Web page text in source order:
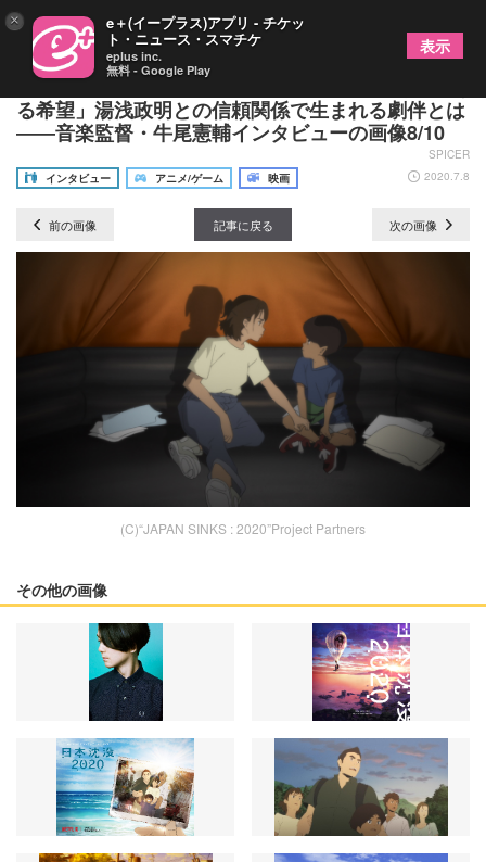
アニメ『日本沈没2020』で描かれている「そこにあ
る希望」湯浅政明との信頼関係で生まれる劇伴とは
――音楽監督・牛尾憲輔インタビューの画像8/10
SPICER
インタビュー
アニメ/ゲーム 映画 2020.7.8
前の画像 記事に戻る 次の画像
(C)“JAPAN SINKS : 2020”Project Partners
その他の画像
× e＋(イープラス)アプリ - チケッ
ト・ニュース・スマチケ
eplus inc.
無料 - Google Play
表示